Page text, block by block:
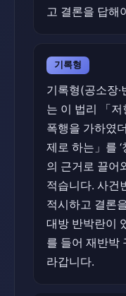
고 결론을 답해
기록형
기록형(공소장·
는 이 법리 「
폭행을 가하였
제로 하는」를
의 근거로 끌어
적습니다. 사건
적시하고 결론
대방 반박란이
를 들어 재반박
라갑니다.